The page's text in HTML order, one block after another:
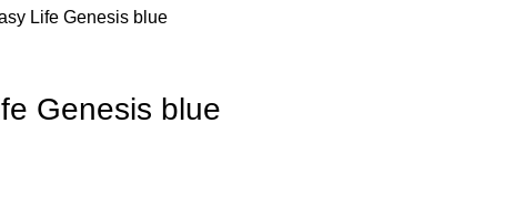
Life Genesis blue
Genesis blue